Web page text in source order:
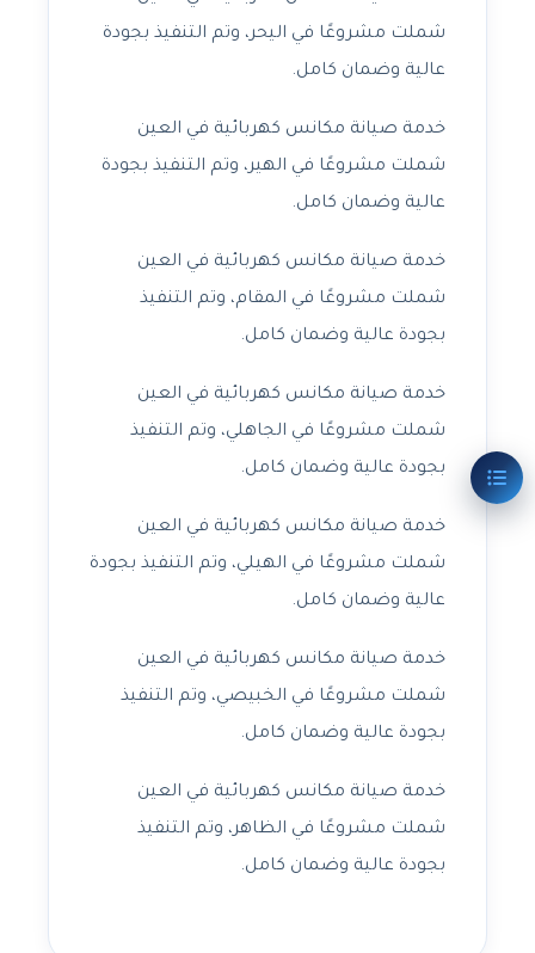
شملت مشروعًا في اليحر، وتم التنفيذ بجودة
عالية وضمان كامل.
خدمة صيانة مكانس كهربائية في العين
شملت مشروعًا في الهير، وتم التنفيذ بجودة
عالية وضمان كامل.
خدمة صيانة مكانس كهربائية في العين
شملت مشروعًا في المقام، وتم التنفيذ
بجودة عالية وضمان كامل.
خدمة صيانة مكانس كهربائية في العين
شملت مشروعًا في الجاهلي، وتم التنفيذ
بجودة عالية وضمان كامل.
خدمة صيانة مكانس كهربائية في العين
شملت مشروعًا في الهيلي، وتم التنفيذ بجودة
عالية وضمان كامل.
خدمة صيانة مكانس كهربائية في العين
شملت مشروعًا في الخبيصي، وتم التنفيذ
بجودة عالية وضمان كامل.
خدمة صيانة مكانس كهربائية في العين
شملت مشروعًا في الظاهر، وتم التنفيذ
بجودة عالية وضمان كامل.